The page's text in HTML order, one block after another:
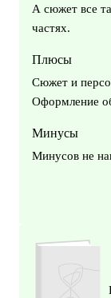
А сюжет все
частях.
Плюсы
Сюжет и
Оформление
Минусы
Минусов не